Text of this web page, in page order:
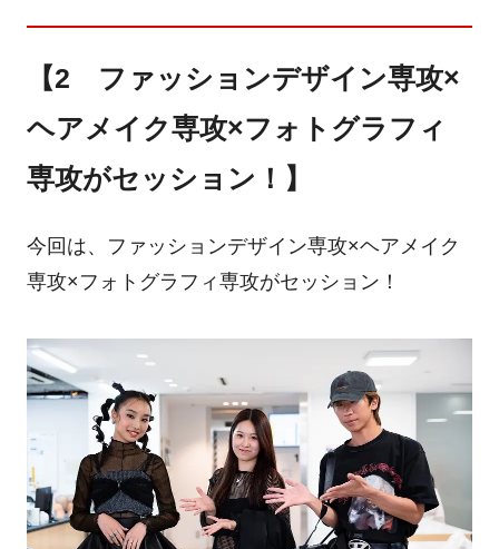
【2 ファッションデザイン専攻×
ヘアメイク専攻×フォトグラフィ
専攻がセッション！】
今回は、ファッションデザイン専攻×ヘアメイク
専攻×フォトグラフィ専攻がセッション！